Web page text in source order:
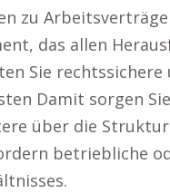
zu
das allen
Sie
Damit sorgen
über die
betriebliche